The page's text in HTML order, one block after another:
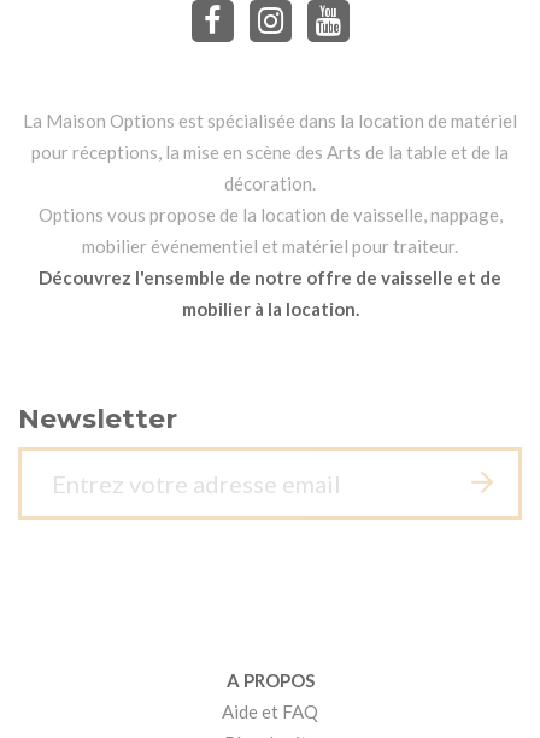
La Maison Options est spécialisée dans la location de matériel
pour réceptions, la mise en scène des Arts de la table et de la
décoration.
Options vous propose de la location de vaisselle, nappage,
mobilier événementiel et matériel pour traiteur.
Découvrez l'ensemble de notre offre de vaisselle et de
mobilier à la location.
Newsletter
A PROPOS
Aide et FAQ